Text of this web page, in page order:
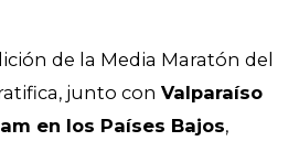
de la Media Maratón del
junto con Valparaíso
en los Países Bajos,